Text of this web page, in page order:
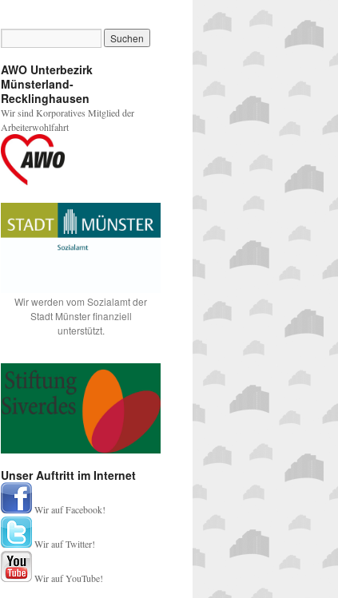
AWO Unterbezirk
Münsterland-
Recklinghausen
Wir sind Korporatives Mitglied der
Arbeiterwohlfahrt
Wir werden vom Sozialamt der
Stadt Münster finanziell
unterstützt.
Unser Auftritt im Internet
Wir auf Facebook!
Wir auf Twitter!
Wir auf YouTube!